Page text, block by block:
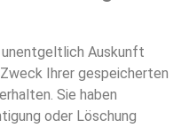
Auskunft
Ihrer gespeicherten
Sie haben
oder Löschung